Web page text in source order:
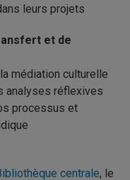
leurs projets
et de
médiation culturelle
analyses réflexives
processus et
centrale, le